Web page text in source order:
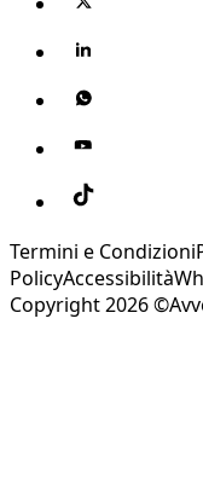
Termini e Condizioni
PolicyAccessibilità
Copyright 2026